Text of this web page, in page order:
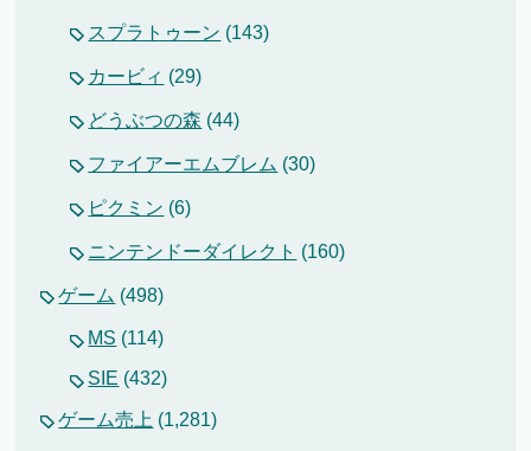
スプラトゥーン (143)
カービィ (29)
どうぶつの森 (44)
ファイアーエムブレム (30)
ピクミン (6)
ニンテンドーダイレクト (160)
ゲーム (498)
MS (114)
SIE (432)
ゲーム売上 (1,281)